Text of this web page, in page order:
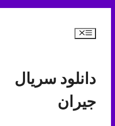
فهرست
دانلود سریال
جیران